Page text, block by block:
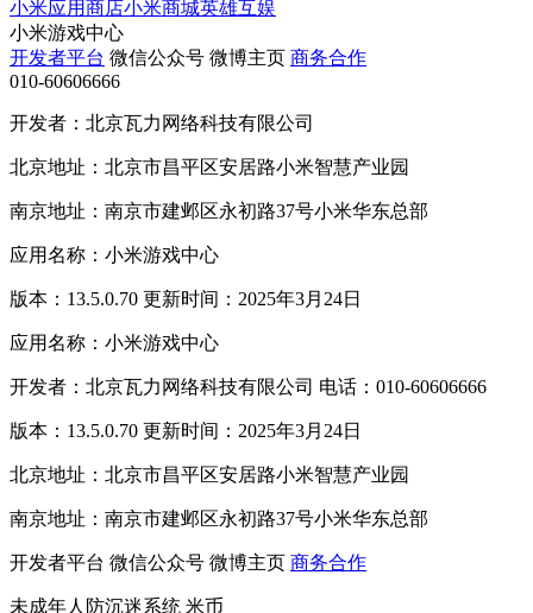
小米应用商店小米商城英雄互娱
小米游戏中心
开发者平台 微信公众号 微博主页 商务合作
010-60606666
开发者：北京瓦力网络科技有限公司
北京地址：北京市昌平区安居路小米智慧产业园
南京地址：南京市建邺区永初路37号小米华东总部
应用名称：小米游戏中心
版本：13.5.0.70 更新时间：2025年3月24日
应用名称：小米游戏中心
开发者：北京瓦力网络科技有限公司 电话：010-60606666
版本：13.5.0.70 更新时间：2025年3月24日
北京地址：北京市昌平区安居路小米智慧产业园
南京地址：南京市建邺区永初路37号小米华东总部
开发者平台 微信公众号 微博主页 商务合作
未成年人防沉迷系统 米币